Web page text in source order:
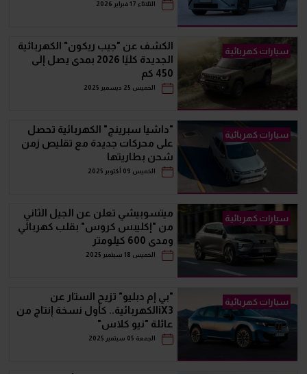
الثلاثاء 17 فبراير 2026
سيارات كهربائية
الكشف عن "جيب ريكون" الكهربائية
الجديدة كليًا 2026 بمدى يصل إلى
450 كم
الخميس 25 ديسمبر 2025
سيارات كهربائية
"داشيا سبرينج" الكهربائية تحصل
على محركات جديدة مع تقليص زمن
شحن بطاريتها
الخميس 09 أكتوبر 2025
سيارات كهربائية
ميتسوبيشي تعلن عن الجيل الثاني
من "إكليبس كروس" بقلب كهربائي
ومدى 600 كيلومتر
الخميس 18 سبتمبر 2025
سيارات كهربائية
"بي إم دبليو" تزيح الستار عن
iX3الكهربائية.. كأول نسخة إنتاج من
عائلة "نيو كلاس"
الجمعة 05 سبتمبر 2025